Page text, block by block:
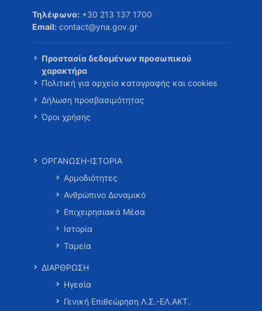
Τηλέφωνο: +30 213 137 1700
Email: contact@yna.gov.gr
Προστασία δεδομένων προσωπικού
χαρακτήρα
Πολιτική για αρχεία καταγραφής και cookies
Δήλωση προσβασιμότητας
Όροι χρήσης
ΟΡΓΑΝΩΣΗ-ΙΣΤΟΡΙΑ
Αρμοδιότητες
Ανθρώπινο Δυναμικό
Επιχειρησιακά Μέσα
Ιστορία
Ταμεία
ΔΙΑΡΘΡΩΣΗ
Ηγεσία
Γενική Επιθεώρηση Λ.Σ.-ΕΛ.ΑΚΤ.